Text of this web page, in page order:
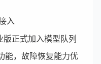
入
版正式加入模型队列
能，故障恢复能力优